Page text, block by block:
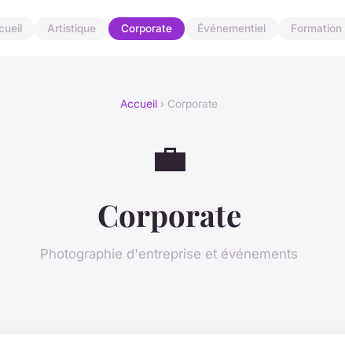
Artistique Corporate Événementiel Formation
Accueil › Corporate
💼
Corporate
Photographie d'entreprise et événements